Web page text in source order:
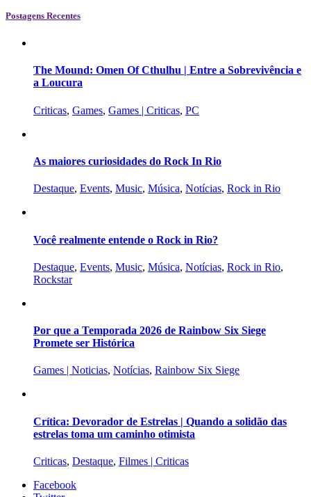
Postagens Recentes
The Mound: Omen Of Cthulhu | Entre a Sobrevivência e
a Loucura
Criticas, Games, Games | Criticas, PC
As maiores curiosidades do Rock In Rio
Destaque, Events, Music, Música, Notícias, Rock in Rio
Você realmente entende o Rock in Rio?
Destaque, Events, Music, Música, Notícias, Rock in Rio,
Rockstar
Por que a Temporada 2026 de Rainbow Six Siege
Promete ser Histórica
Games | Noticias, Notícias, Rainbow Six Siege
Crítica: Devorador de Estrelas | Quando a solidão das
estrelas toma um caminho otimista
Criticas, Destaque, Filmes | Criticas
Facebook